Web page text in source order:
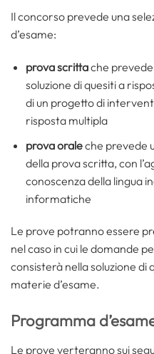
Il concorso prevede una
d’esame:
prova scrittache prevede
soluzione di quesiti a
di un progetto di
risposta multipla
prova oraleche prevede
della prova scritta, con
conoscenza della lingua
informatiche
Le prove potranno essere
nel caso in cui le domande
consisterà nella soluzione di
materie d’esame.
Programma
Le prove verteranno sui